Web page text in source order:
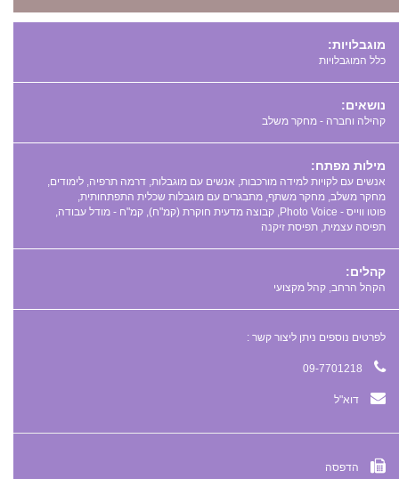
מוגבלויות:
כלל המוגבלויות
נושאים:
קהילה וחברה - מחקר משלב
מילות מפתח:
,
,
,
,
,
,
,
,
,
,
,
קהלים:
הקהל הרחב, קהל מקצועי
לפרטים נוספים ניתן ליצור קשר :
דוא"ל
הדפסה